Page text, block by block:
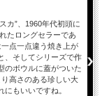
カ”、1960年代初頭に
たロングセラーであ
点一点違う焼き上が
、そしてシリーズで作
のボウルに蓋がついた
高さのある珍しい大
もいいですね。